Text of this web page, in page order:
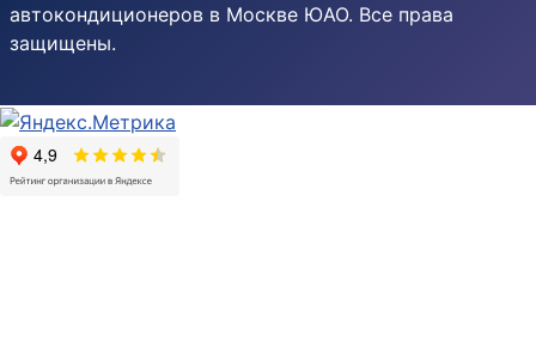
автокондиционеров в Москве ЮАО. Все права
защищены.